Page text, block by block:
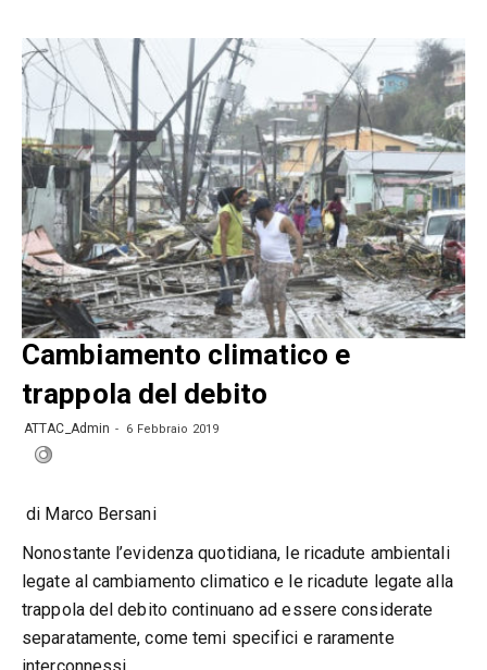
Cambiamento climatico e
trappola del debito
ATTAC_Admin 6 Febbraio 2019
di Marco Bersani
Nonostante l’evidenza quotidiana, le ricadute ambientali
legate al cambiamento climatico e le ricadute legate alla
trappola del debito continuano ad essere considerate
separatamente, come temi specifici e raramente